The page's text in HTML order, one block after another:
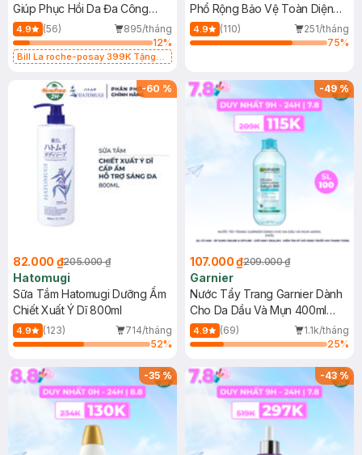
Giúp Phục Hồi Da Đa Công
Dụng 40ml
4.9 (56)
895/tháng
12%
Bill La roche-posay 399K Tặng
(SL có hạn)
Phổ Rộng Bảo Vệ Toàn Diện
40ml
4.9 (110)
251/tháng
75%
-60 %
82.000 ₫205.000 ₫
Hatomugi
Sữa Tắm Hatomugi Dưỡng Ẩm
Chiết Xuất Ý Dĩ 800ml
4.9 (123)
714/tháng
52%
-49%
107.000 ₫209.000 ₫
Garnier
Nước Tẩy Trang Garnier Dành
Cho Da Dầu Và Mụn 400ml
(Mới)
4.9 (69)
1.1k/tháng
25%
-35% -43%